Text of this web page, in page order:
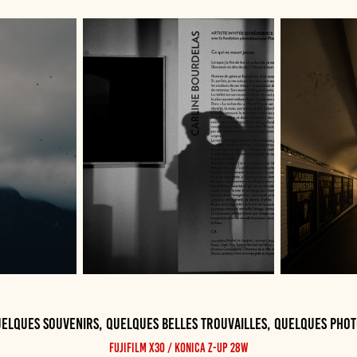
souvenirs, quelques belles trouvailles, quelques
FUJIFILM x30 / Konica z-up 28w